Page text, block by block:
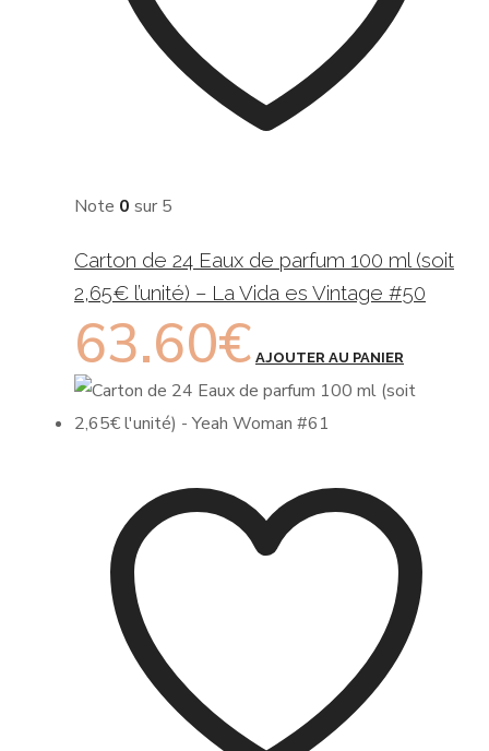
Note 0 sur 5
Carton de 24 Eaux de parfum 100 ml (soit
2,65€ l’unité) – La Vida es Vintage #50
63.60€ AJOUTER AU PANIER